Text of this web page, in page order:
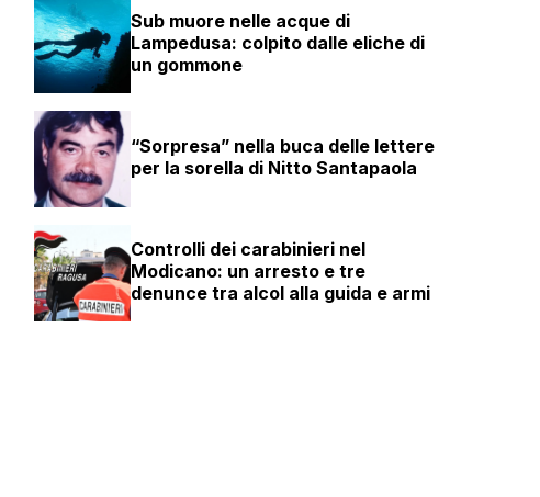
Sub muore nelle acque di
Lampedusa: colpito dalle eliche di
un gommone
“Sorpresa” nella buca delle lettere
per la sorella di Nitto Santapaola
Controlli dei carabinieri nel
Modicano: un arresto e tre
denunce tra alcol alla guida e armi